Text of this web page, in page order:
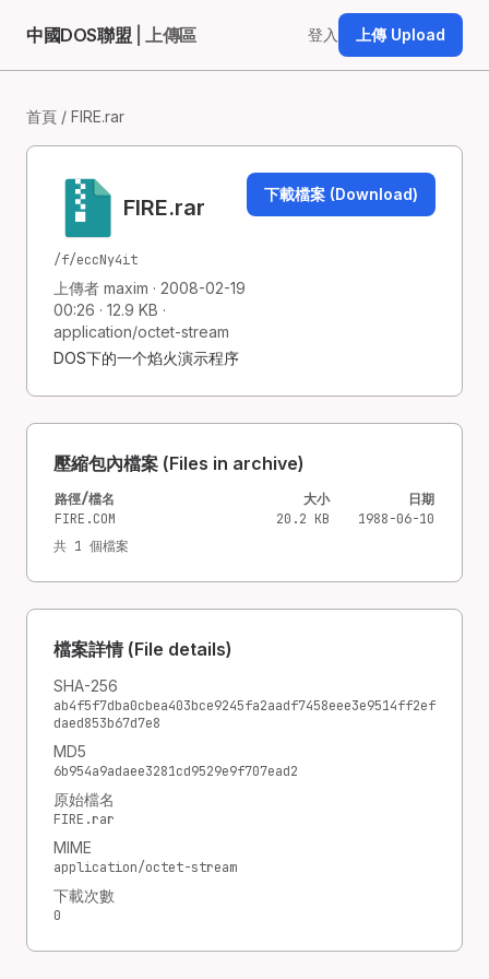
中國DOS聯盟 | 上傳區 登入 上傳 Upload
首頁 / FIRE.rar
FIRE.rar
/f/eccNy4it
上傳者 maxim · 2008-02-19
00:26 · 12.9 KB ·
application/octet-stream
DOS下的一个焰火演示程序
下載檔案 (Download)
壓縮包內檔案 (Files in archive)
路徑/檔名 大小
日期
FIRE.COM
20.2 KB
1988-06-10
共 1 個檔案
檔案詳情 (File details)
SHA-256
ab4f5f7dba0cbea403bce9245fa2aadf7458eee3e9514ff2ef
daed853b67d7e8
MD5
6b954a9adaee3281cd9529e9f707ead2
原始檔名
FIRE.rar
MIME
application/octet-stream
下載次數
0